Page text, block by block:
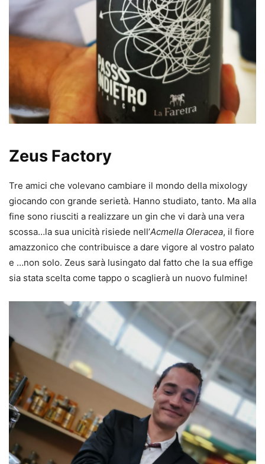
Zeus Factory
Tre amici che volevano cambiare il mondo della mixology
giocando con grande serietà. Hanno studiato, tanto. Ma alla
fine sono riusciti a realizzare un gin che vi darà una vera
scossa…la sua unicità risiede nell’Acmella Oleracea, il fiore
amazzonico che contribuisce a dare vigore al vostro palato
e …non solo. Zeus sarà lusingato dal fatto che la sua effige
sia stata scelta come tappo o scaglierà un nuovo fulmine!